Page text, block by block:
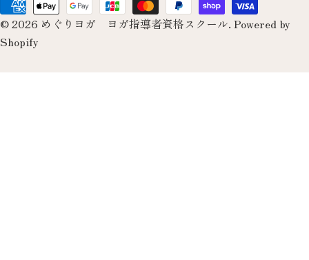
イ
ス
ブ
ス
タ
グ
© 2026 めぐりヨガ ヨガ指導者資格スクール. Powered by
Shopify
支
払